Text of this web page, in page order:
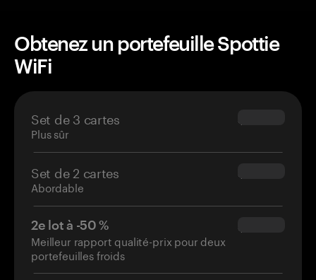
Obtenez un portefeuille Spottie
WiFi
Set de 3 cartes
Plus sûr
$69.90
Set de 2 cartes
Abordable
$54.90
2e lot à -50 %
Meilleur rapport qualité-prix pour deux
portefeuilles froids
$34.95